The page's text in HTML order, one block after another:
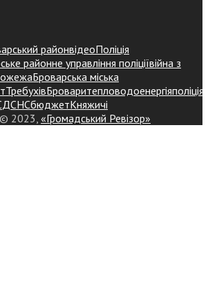
районвідеоПоліція
районне управління поліціївійна з
Броварська міська
ТребухівБроваритепловодоенергіяполіція
ДСНСбюджетКняжичі
2023, «Громадський Ревізор»